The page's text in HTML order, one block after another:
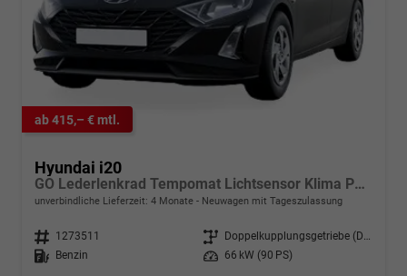
ab 415,– € mtl.
Hyundai i20
GO Lederlenkrad Tempomat Lichtsensor Klima PDC h Kamera
unverbindliche Lieferzeit: 4 Monate Neuwagen mit Tageszulassung
Fahrzeugnr. 1273511 Getriebe
Doppelkupplungsgetriebe (DSG)
Kraftstoff
Benzin Leistung 66 kW (90 PS)